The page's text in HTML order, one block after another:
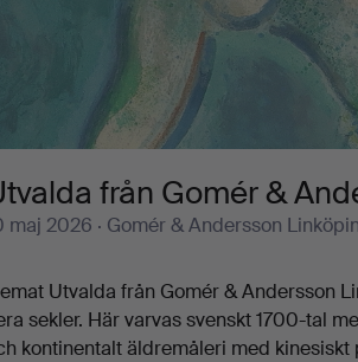
från Gomér &
maj 2026 · Gomér & Andersson
Utvalda från Gomér & Andersson
sekler. Här varvas svenskt 1700-tal
kontinentalt äldremåleri med kinesiskt